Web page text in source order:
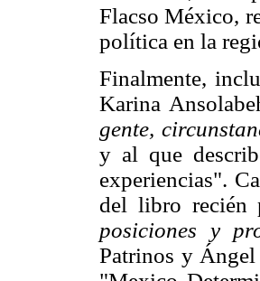
Flacso México,
política en la
Finalmente,
Karina
gente,
y al que
experiencias".
del libro recién
posiciones y
Patrinos y